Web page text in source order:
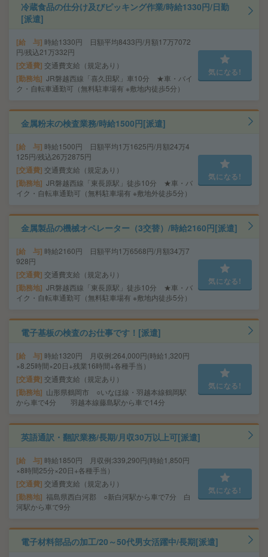
冷蔵食品の仕分け及びピッキング作業/時給1330円/日勤
[派遣]
給 与 時給1330円 日額平均8433円/月額17万7072
円/残込21万332円
交通費 交通費支給（規定あり）
勤務地 JR磐越西線「喜久田駅」車10分 ★車・バイ
ク・自転車通勤可（無料駐車場有 ※敷地内徒歩5分）
気になる!
金属粉末の検査業務/時給1500円[派遣]
給 与 時給1500円 日額平均1万1625円/月額24万4
125円/残込26万2875円
交通費 交通費支給（規定あり）
勤務地 JR磐越西線「東長原駅」徒歩10分 ★車・バ
イク・自転車通勤可（無料駐車場有 ※敷地外徒歩5分）
気になる!
金属製品の機械オペレーター（3交替）/時給2160円[派遣]
給 与 時給2160円 日額平均1万6568円/月額34万7
928円
交通費 交通費支給（規定あり）
勤務地 JR磐越西線「東長原駅」徒歩10分 ★車・バ
イク・自転車通勤可（無料駐車場有 ※敷地内徒歩5分）
気になる!
電子基板の検査のお仕事です！[派遣]
給 与 時給1320円 月収例:264,000円(時給1,320円
×8.25時間×20日+残業16時間+各種手当）
交通費 交通費支給（規定あり）
勤務地
山形県鶴岡市 ○いなほ線・羽越本線鶴岡駅
から車で4分 羽越本線藤島駅から車で14分
気になる!
英語通訳・翻訳業務/長期/月収30万以上可[派遣]
給 与 時給1850円 月収例:339,290円(時給1,850円
×8時間25分×20日+各種手当）
交通費 交通費支給（規定あり）
勤務地 福島県西白河郡 ○新白河駅から車で7分 白
河駅から車で9分
気になる!
電子材料部品の加工/20～50代男女活躍中/長期[派遣]